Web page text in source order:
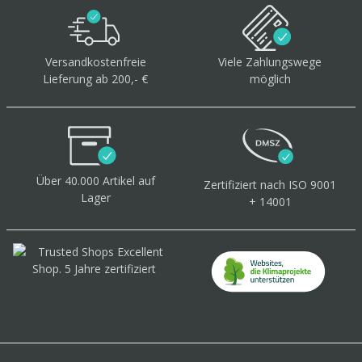
Versandkostenfreie
Lieferung ab 200,- €
Viele Zahlungswege
möglich
Über 40.000 Artikel auf
Lager
Zertifiziert nach ISO 9001
+ 14001